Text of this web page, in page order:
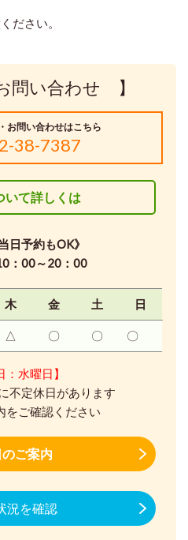
ださい。
問い合わせ 】
お問い合わせはこちら
38-7387
いて詳しくは
日予約もOK》
：00～20：00
木 金 土 日
△ 〇 〇 〇
：水曜日】
不定休日があります
をご確認ください
ご案内
況を確認